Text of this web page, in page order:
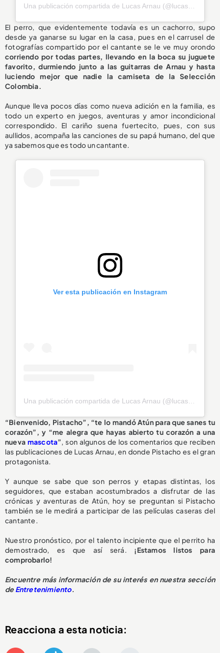
El perro, que evidentemente todavía es un cachorro, supo
desde ya ganarse su lugar en la casa, pues en el carrusel de
fotografías compartido por el cantante se le ve muy orondo
corriendo por todas partes, llevando en la boca su juguete
favorito, durmiendo junto a las guitarras de Arnau y hasta
luciendo mejor que nadie la camiseta de la Selección
Colombia.
Aunque lleva pocos días como nueva adición en la familia, es
todo un experto en juegos, aventuras y amor incondicional
correspondido. El cariño suena fuertecito, pues, con sus
aullidos, acompaña las canciones de su papá humano, del que
ya sabemos que es todo un cantante.
Ver esta publicación en Instagram
Una publicación compartida de Lucas Arnau (@lucasarnau)
“Bienvenido, Pistacho”, “te lo mandó Atún para que sanes tu
corazón”, y “me alegra que hayas abierto tu corazón a una
nueva mascota”, son algunos de los comentarios que reciben
las publicaciones de Lucas Arnau, en donde Pistacho es el gran
protagonista.
Y aunque se sabe que son perros y etapas distintas, los
seguidores, que estaban acostumbrados a disfrutar de las
crónicas y aventuras de Atún, hoy se preguntan si Pistacho
también se le medirá a participar de las películas caseras del
cantante.
Nuestro pronóstico, por el talento incipiente que el perrito ha
demostrado, es que así será. ¡Estamos listos para
comprobarlo!
Encuentre más información de su interés en nuestra sección
deEntretenimiento.
Reacciona a esta noticia: